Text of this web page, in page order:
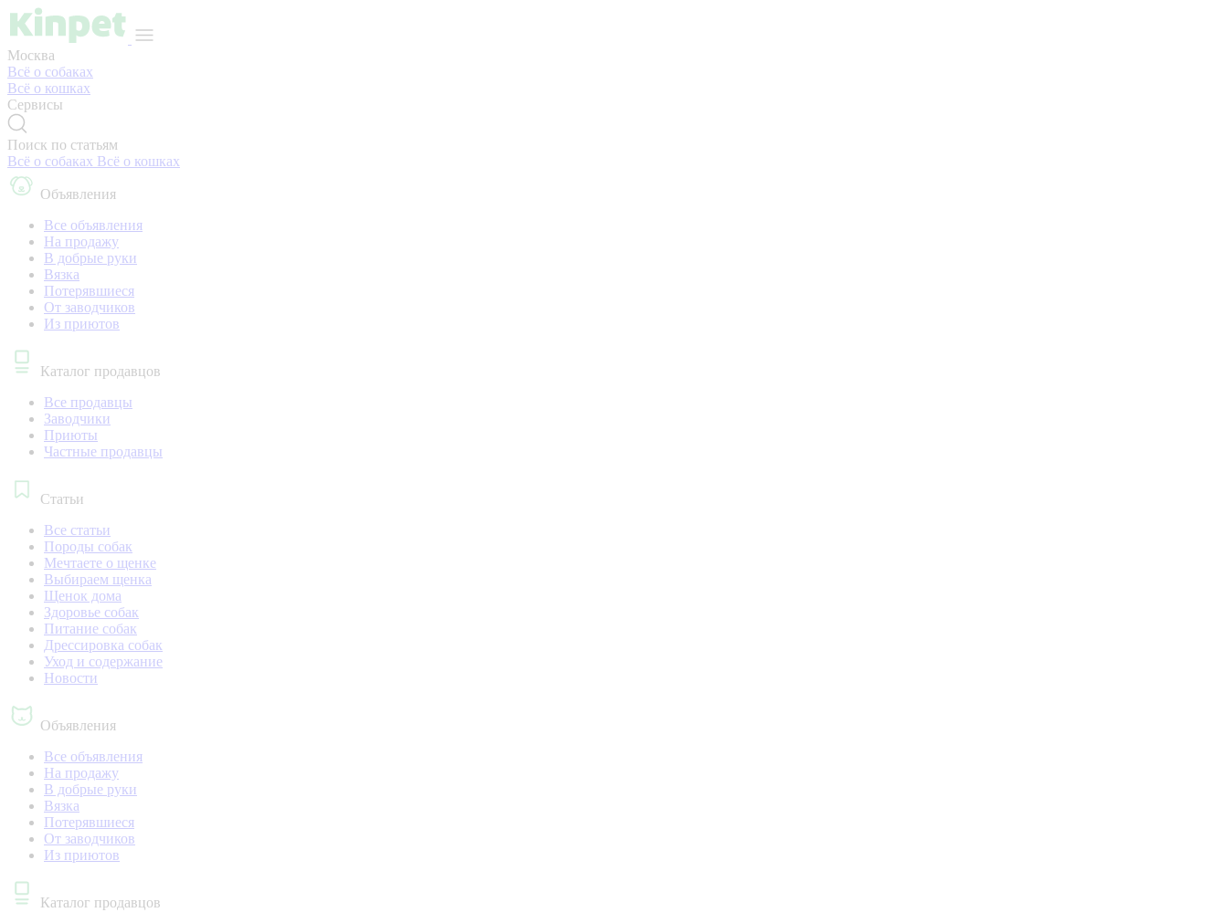
Москва
Всё о собаках
Всё о кошках
Сервисы
Поиск по статьям
Всё о собаках Всё о кошках
Объявления
Все объявления
На продажу
В добрые руки
Вязка
Потерявшиеся
От заводчиков
Из приютов
Каталог продавцов
Все продавцы
Заводчики
Приюты
Частные продавцы
Статьи
Все статьи
Породы собак
Мечтаете о щенке
Выбираем щенка
Щенок дома
Здоровье собак
Питание собак
Дрессировка собак
Уход и содержание
Новости
Объявления
Все объявления
На продажу
В добрые руки
Вязка
Потерявшиеся
От заводчиков
Из приютов
Каталог продавцов